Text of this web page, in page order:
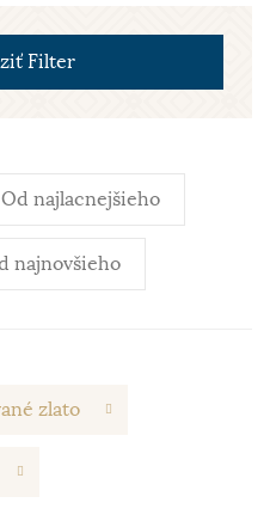
Filter
Od najlacnejšieho
najnovšieho
zlato